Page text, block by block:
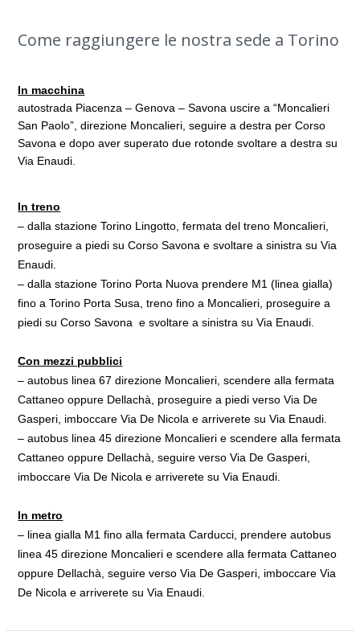
Come raggiungere le nostra sede a Torino
In macchina
autostrada Piacenza – Genova – Savona uscire a “Moncalieri
San Paolo”, direzione Moncalieri, seguire a destra per Corso
Savona e dopo aver superato due rotonde svoltare a destra su
Via Enaudi.
In treno
– dalla stazione Torino Lingotto, fermata del treno Moncalieri,
proseguire a piedi su Corso Savona e svoltare a sinistra su Via
Enaudi.
– dalla stazione Torino Porta Nuova prendere M1 (linea gialla)
fino a Torino Porta Susa, treno fino a Moncalieri, proseguire a
piedi su Corso Savona e svoltare a sinistra su Via Enaudi.
Con mezzi pubblici
– autobus linea 67 direzione Moncalieri, scendere alla fermata
Cattaneo oppure Dellachà, proseguire a piedi verso Via De
Gasperi, imboccare Via De Nicola e arriverete su Via Enaudi.
– autobus linea 45 direzione Moncalieri e scendere alla fermata
Cattaneo oppure Dellachà, seguire verso Via De Gasperi,
imboccare Via De Nicola e arriverete su Via Enaudi.
In metro
– linea gialla M1 fino alla fermata Carducci, prendere autobus
linea 45 direzione Moncalieri e scendere alla fermata Cattaneo
oppure Dellachà, seguire verso Via De Gasperi, imboccare Via
De Nicola e arriverete su Via Enaudi.